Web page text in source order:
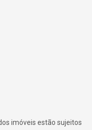
imóveis estão sujeitos